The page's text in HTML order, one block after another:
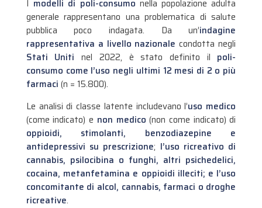
I modelli di poli-consumo nella popolazione adulta
generale rappresentano una problematica di salute
pubblica poco indagata. Da un’indagine
rappresentativa a livello nazionale condotta negli
Stati Uniti nel 2022, è stato definito il poli-
consumo come l’uso negli ultimi 12 mesi di 2 o più
farmaci (n = 15.800).
Le analisi di classe latente includevano l’uso medico
(come indicato) e non medico (non come indicato) di
oppioidi, stimolanti, benzodiazepine e
antidepressivi su prescrizione; l’uso ricreativo di
cannabis, psilocibina o funghi, altri psichedelici,
cocaina, metanfetamina e oppioidi illeciti; e l’uso
concomitante di alcol, cannabis, farmaci o droghe
ricreative.